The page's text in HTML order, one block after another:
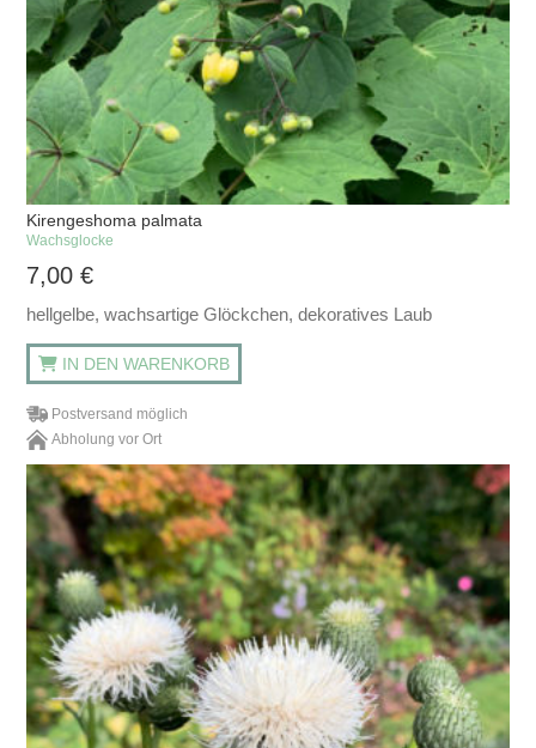
Kirengeshoma palmata
Wachsglocke
7,00€
hellgelbe, wachsartige Glöckchen, dekoratives Laub
IN DEN WARENKORB
Postversand möglich
Abholung vor Ort